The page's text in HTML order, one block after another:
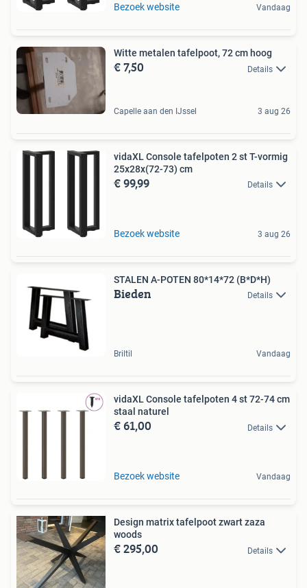
Bezoek website Vandaag
Witte metalen tafelpoot, 72 cm hoog
€ 7,50 Details
Capelle aan den IJssel 3 aug 26
vidaXL Console tafelpoten 2 st T-vormig
25x28x(72-73) cm
€ 99,99 Details
Bezoek website 3 aug 26
STALEN A-POTEN 80*14*72 (B*D*H)
Bieden Details
Briltil Vandaag
vidaXL Console tafelpoten 4 st 72-74 cm
staal naturel
€ 61,00 Details
Bezoek website Vandaag
Design matrix tafelpoot zwart zaza
woods
€ 295,00 Details